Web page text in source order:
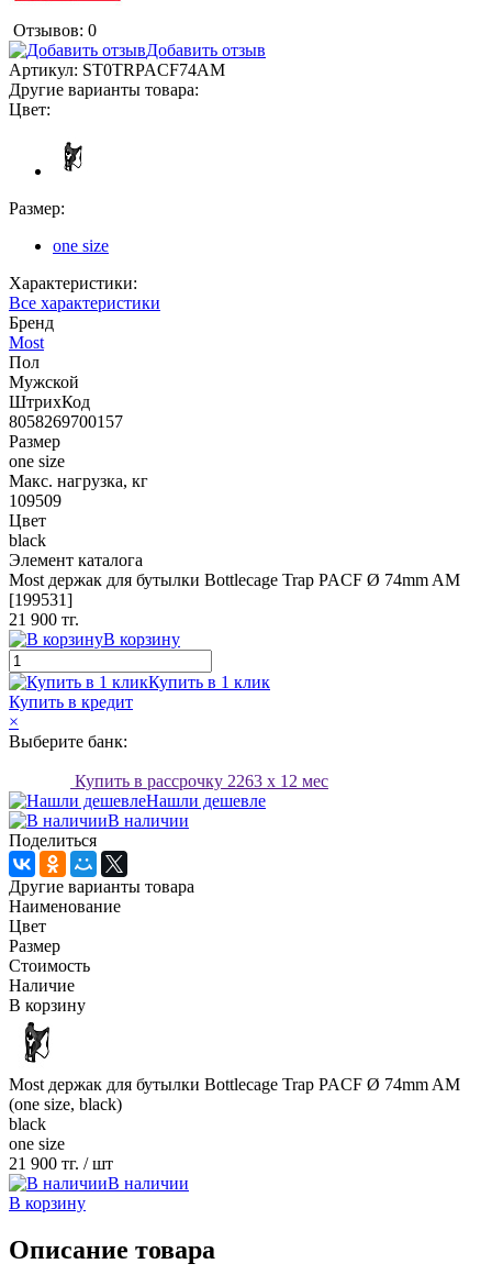
Отзывов: 0
Добавить отзыв
Артикул: ST0TRPACF74AM
Другие варианты товара:
Цвет:
Размер:
one size
Характеристики:
Все характеристики
Бренд
Most
Пол
Мужской
ШтрихКод
8058269700157
Размер
one size
Макс. нагрузка, кг
109509
Цвет
black
Элемент каталога
Most держак для бутылки Bottlecage Trap PACF Ø 74mm AM
[199531]
21 900 тг.
В корзину
Купить в 1 клик
Купить в кредит
×
Выберите банк:
Купить в рассрочку 2263 x 12 мес
Нашли дешевле
В наличии
Поделиться
Другие варианты товара
Наименование
Цвет
Размер
Стоимость
Наличие
В корзину
Most держак для бутылки Bottlecage Trap PACF Ø 74mm AM
(one size, black)
black
one size
21 900 тг. / шт
В наличии
В корзину
Описание товара